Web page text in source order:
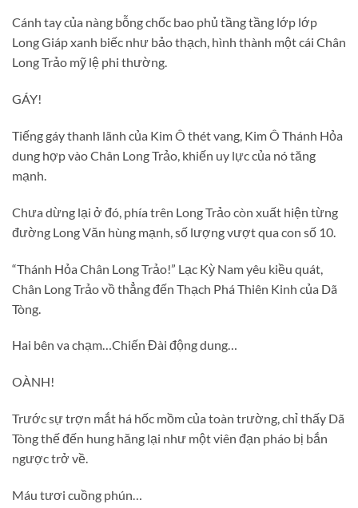
Cánh tay của nàng bỗng chốc bao phủ tầng tầng lớp lớp
Long Giáp xanh biếc như bảo thạch, hình thành một cái Chân
Long Trảo mỹ lệ phi thường.
GÁY!
Tiếng gáy thanh lãnh của Kim Ô thét vang, Kim Ô Thánh Hỏa
dung hợp vào Chân Long Trảo, khiến uy lực của nó tăng
mạnh.
Chưa dừng lại ở đó, phía trên Long Trảo còn xuất hiện từng
đường Long Văn hùng mạnh, số lượng vượt qua con số 10.
“Thánh Hỏa Chân Long Trảo!” Lạc Kỳ Nam yêu kiều quát,
Chân Long Trảo vồ thẳng đến Thạch Phá Thiên Kinh của Dã
Tòng.
Hai bên va chạm…Chiến Đài động dung…
OÀNH!
Trước sự trợn mắt há hốc mồm của toàn trường, chỉ thấy Dã
Tòng thế đến hung hăng lại như một viên đạn pháo bị bắn
ngược trở về.
Máu tươi cuồng phún…